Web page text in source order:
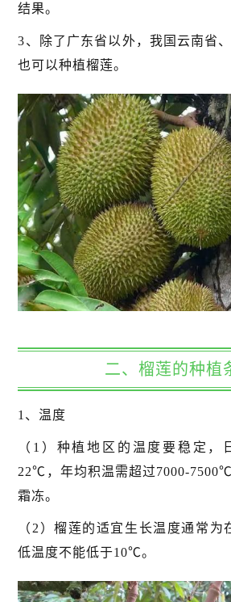
结果。
3、除了广东省以外，我国云南省
也可以种植榴莲。
二、榴莲的种植
1、温度
（1）种植地区的温度要稳定，
22℃，年均积温需超过7000-
霜冻。
（2）榴莲的适宜生长温度通常
低温度不能低于10℃。